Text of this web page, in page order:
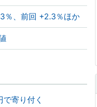
％、前回 +2.3％ほか
寄り付く